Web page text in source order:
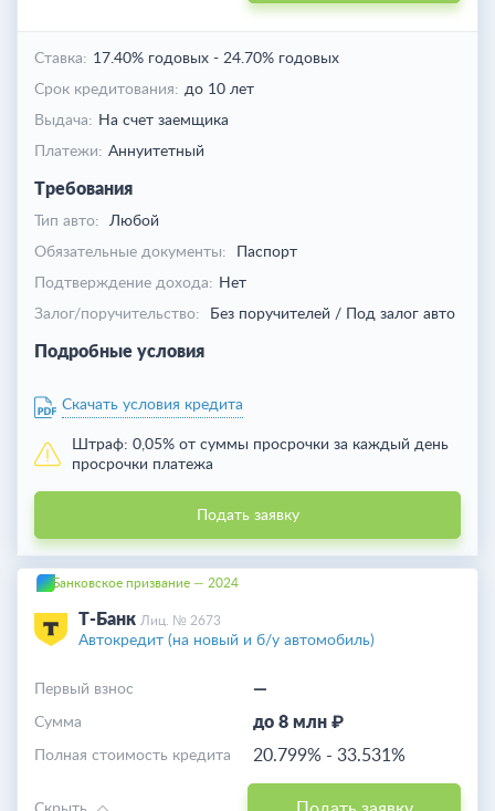
Ставка: 17.40% годовых - 24.70% годовых
Срок кредитования: до 10 лет
Выдача: На счет заемщика
Платежи: Аннуитетный
Требования
Тип авто:
Любой
Обязательные документы:
Паспорт
Подтверждение дохода: Нет
Залог/поручительство:
Без поручителей / Под залог авто
Подробные условия
Скачать условия кредита
Штраф: 0,05% от суммы просрочки за каждый день
просрочки платежа
Подать заявку
Банковское призвание — 2024
Т-Банк Лиц. № 2673
Автокредит (на новый и б/у автомобиль)
—
Первый взнос
до 8 млн ₽
Cумма
20.799% - 33.531%
Полная стоимость кредита